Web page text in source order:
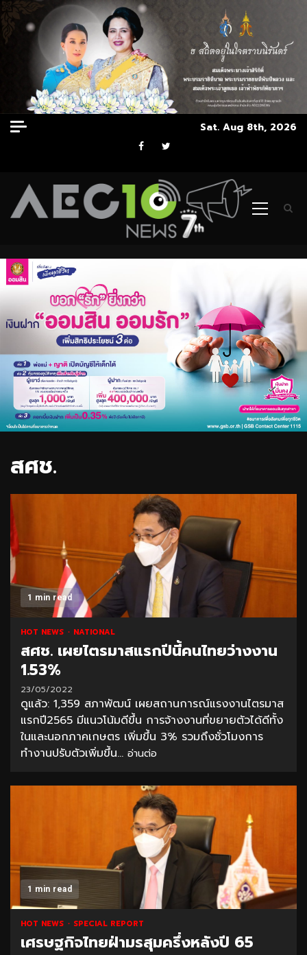
Skip
to
Sat. Aug 8th, 2026
Facebook
Twitter
Primary
สศช.
1 min read
HOT NEWS NATIONAL
สศช. เผยไตรมาสแรกปีนี้คนไทยว่างงาน
1.53%
23/05/2022
ดูแล้ว: 1,359 สภาพัฒน์ เผยสถานการณ์แรงงานไตรมาส
แรกปี2565 มีแนวโน้มดีขึ้น การจ้างงานที่ขยายตัวได้ดีทั้ง
ในและนอกภาคเกษตร เพิ่มขึ้น 3% รวมถึงชั่วโมงการ
ทำงานปรับตัวเพิ่มขึ้น... อ่านต่อ
1 min read
HOT NEWS SPECIAL REPORT
เศรษฐกิจไทยฝ่ามรสุมครึ่งหลังปี 65